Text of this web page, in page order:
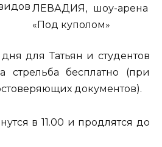
для Татьян и студентов
бесплатно (при
документов).
в 11.00 и продлятся до